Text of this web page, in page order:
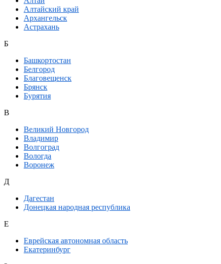
Алтайский край
Архангельск
Астрахань
Б
Башкортостан
Белгород
Благовещенск
Брянск
Бурятия
В
Великий Новгород
Владимир
Волгоград
Вологда
Воронеж
Д
Дагестан
Донецкая народная республика
Е
Еврейская автономная область
Екатеринбург